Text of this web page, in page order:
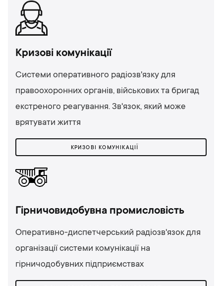
Кризові комунікації
Системи оперативного радіозв'язку для
правоохоронних органів, військових та бригад
екстреного реагування. Зв'язок, який може
врятувати життя
КРИЗОВІ КОМУНІКАЦІЇ
Гірничовидобувна промисловість
Оперативно-диспетчерський радіозв'язок для
організації системи комунікації на
гірничодобувних підприємствах